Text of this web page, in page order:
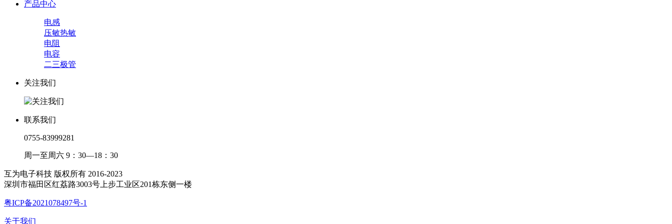
产品中心
电感
压敏热敏
电阻
电容
二三极管
关注我们
联系我们
0755-83999281
周一至周六 9：30—18：30
互为电子科技 版权所有 2016-2023
深圳市福田区红荔路3003号上步工业区201栋东侧一楼
粤ICP备2021078497号-1
关于我们